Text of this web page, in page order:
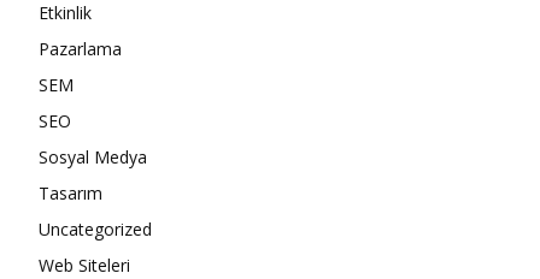
Etkinlik
Pazarlama
SEM
SEO
Sosyal Medya
Tasarım
Uncategorized
Web Siteleri